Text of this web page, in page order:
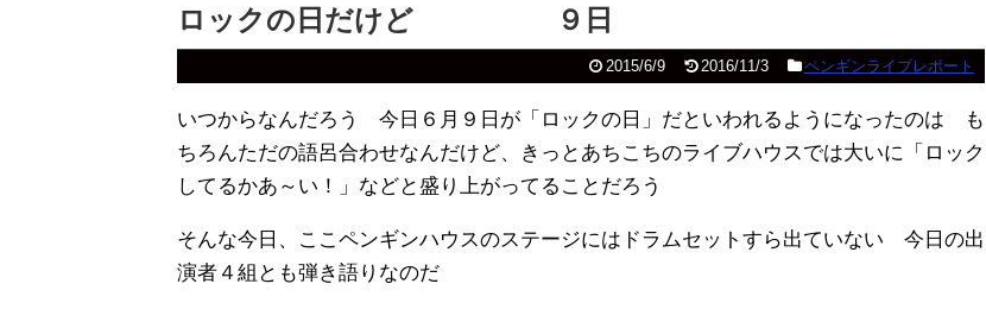
ロックの日だけど ９日
2015/6/9 2016/11/3 ペンギンライブレポート
いつからなんだろう 今日６月９日が「ロックの日」だといわれるようになったのは も
ちろんただの語呂合わせなんだけど、きっとあちこちのライブハウスでは大いに「ロック
してるかあ～い！」などと盛り上がってることだろう
そんな今日、ここペンギンハウスのステージにはドラムセットすら出ていない 今日の出
演者４組とも弾き語りなのだ